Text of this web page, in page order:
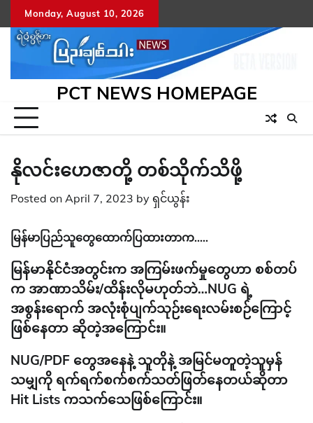
to
content
Monday, August 10, 2026
PCT NEWS HOMEPAGE
နိုလင်းဟေဇာတို့ တစ်သိုက်သိဖို့
Posted on April 7, 2023 by ရှင်ယွန်း
မြန်မာပြည်သူတွေထောက်ပြထားတာက…..
မြန်မာနိုင်ငံအတွင်းက အကြမ်းဖက်မှုတွေဟာ စစ်တပ်
က အာဏာသိမ်း/ထိန်းလိုမဟုတ်ဘဲ…NUG ရဲ့
အစွန်းရောက် အလုံးစုံပျက်သုဉ်းရေးလမ်းစဉ်ကြောင့်
ဖြစ်နေတာ ဆိုတဲ့အကြောင်း။
NUG/PDF တွေအနေနဲ့ သူတိုနဲ့ အမြင်မတူတဲ့သူမှန်
သမျှကို ရက်ရက်စက်စက်သတ်ဖြတ်နေတယ်ဆိုတာ
Hit Lists ကသက်သေဖြစ်ကြောင်း။